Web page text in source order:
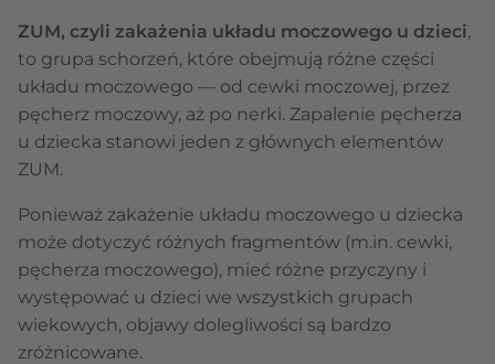
ZUM, czyli zakażenia układu moczowego u dzieci,
to grupa schorzeń, które obejmują różne części
układu moczowego — od cewki moczowej, przez
pęcherz moczowy, aż po nerki. Zapalenie pęcherza
u dziecka stanowi jeden z głównych elementów
ZUM.
Ponieważ zakażenie układu moczowego u dziecka
może dotyczyć różnych fragmentów (m.in. cewki,
pęcherza moczowego), mieć różne przyczyny i
występować u dzieci we wszystkich grupach
wiekowych, objawy dolegliwości są bardzo
zróżnicowane.